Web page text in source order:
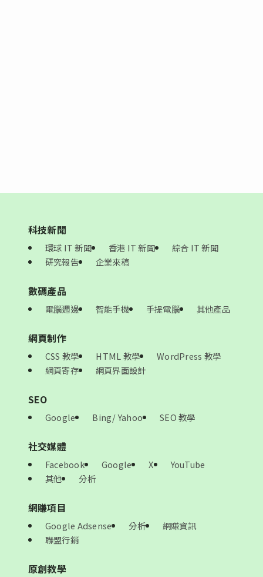
科技新聞
環球 IT 新聞 香港 IT 新聞
綜合 IT 新聞
研究報告
企業來稿
數碼產品
電腦週邊 智能手機 手提電腦 其他產品
網頁制作
CSS 教學 HTML 教學
WordPress 教學
網頁寄存
網頁界面設計
SEO
Google Bing/ Yahoo SEO 教學
社交媒體
Facebook Google X
YouTube
其他
分析
網賺項目
Google Adsense 分析
網賺資訊
聯盟行銷
原創教學